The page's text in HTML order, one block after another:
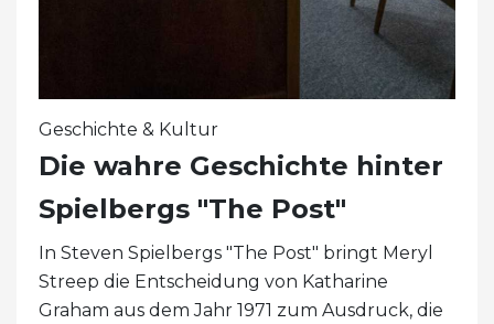
Geschichte & Kultur
Die wahre Geschichte hinter
Spielbergs "The Post"
In Steven Spielbergs "The Post" bringt Meryl
Streep die Entscheidung von Katharine
Graham aus dem Jahr 1971 zum Ausdruck, die